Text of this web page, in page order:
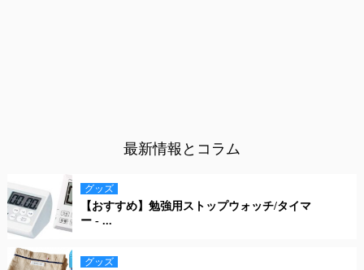
最新情報とコラム
グッズ
【おすすめ】勉強用ストップウォッチ/タイマ
ー - ...
グッズ